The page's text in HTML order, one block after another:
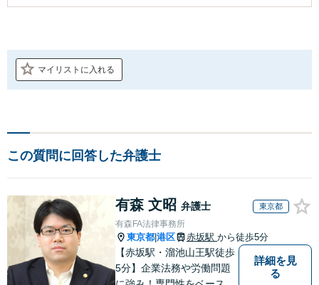
マイリストに入れる
この質問に回答した弁護士
有森 文昭 弁護士 東京都
有森FA法律事務所
東京都 港区 赤坂駅 から徒歩5分
【赤坂駅・溜池山王駅徒歩
5分】企業法務や労働問題
詳細を見
る